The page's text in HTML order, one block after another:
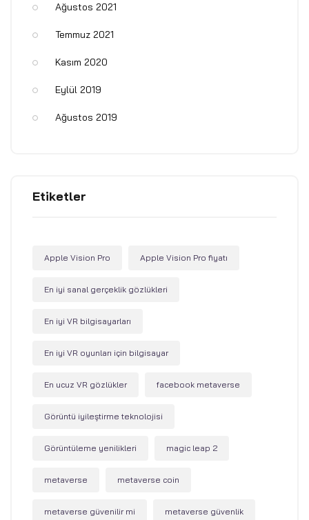
Ağustos 2021
Temmuz 2021
Kasım 2020
Eylül 2019
Ağustos 2019
Etiketler
Apple Vision Pro Apple Vision Pro fiyatı
En iyi sanal gerçeklik gözlükleri
En iyi VR bilgisayarları
En iyi VR oyunları için bilgisayar
En ucuz VR gözlükler facebook metaverse
Görüntü iyileştirme teknolojisi
Görüntüleme yenilikleri magic leap 2
metaverse metaverse coin
metaverse güvenilir mi metaverse güvenlik